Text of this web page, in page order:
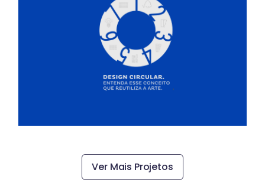
Ver Mais Projetos